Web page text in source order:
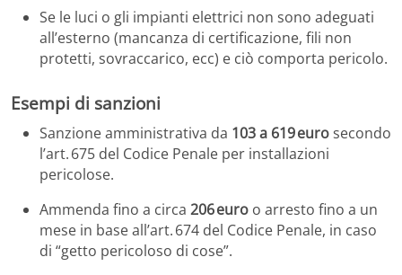
Se le luci o gli impianti elettrici non sono adeguati
all’esterno (mancanza di certificazione, fili non
protetti, sovraccarico, ecc) e ciò comporta pericolo.
Esempi di sanzioni
Sanzione amministrativa da 103 a 619 eurosecondo
l’art. 675 del Codice Penale per installazioni
pericolose.
Ammenda fino a circa 206 euro o arresto fino a un
mese in base all’art. 674 del Codice Penale, in caso
di “getto pericoloso di cose”.